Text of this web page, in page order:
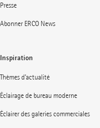
Presse
Abonner ERCO News
Inspiration
Thèmes d’actualité
Éclairage de bureau moderne
Éclairer des galeries commerciales